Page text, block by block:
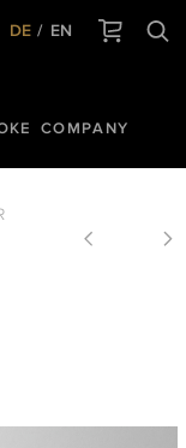
DE EN
COMPANY